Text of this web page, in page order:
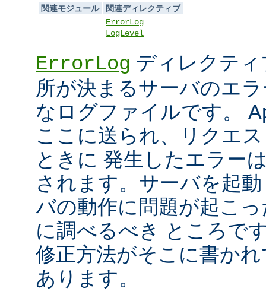
関連モジュール
関連ディレクティブ
ErrorLog
LogLevel
ErrorLog ディレクテ
所が決まるサーバのエ
なログファイルです。
ここに送られ、リクエ
ときに 発生したエラー
されます。サーバを起
バの動作に問題が起こ
に調べるべき ところで
修正方法がそこに書か
あります。